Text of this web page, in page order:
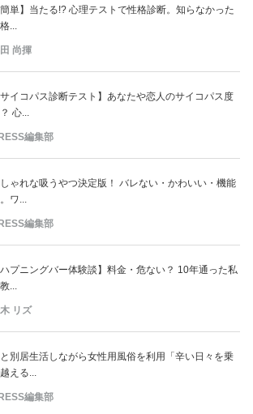
簡単】当たる!? 心理テストで性格診断。知らなかった
...
尚揮
サイコパス診断テスト】あなたや恋人のサイコパス度
心...
編集部
ゃれな吸うやつ決定版！ バレない・かわいい・機能
ワ...
編集部
ハプニングバー体験談】料金・危ない？ 10年通った私
...
リズ
別居生活しながら女性用風俗を利用「辛い日々を乗
える...
編集部